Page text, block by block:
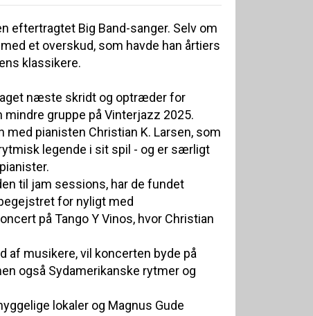
eftertragtet Big Band-sanger. Selv om
et overskud, som havde han årtiers
klassikere.
næste skridt og optræder for
gruppe på Vinterjazz 2025.
med pianisten Christian K. Larsen, som
legende i sit spil - og er særligt
til jam sessions, har de fundet
for nyligt med
på Tango Y Vinos, hvor Christian
af musikere, vil koncerten byde på
også Sydamerikanske rytmer og
lokaler og Magnus Gude